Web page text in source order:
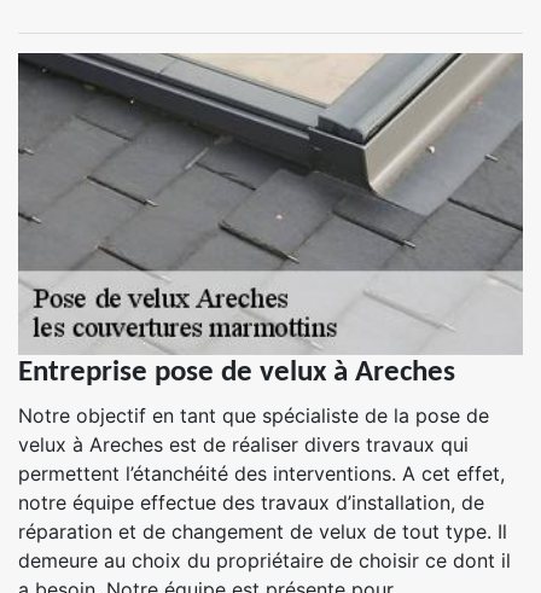
Entreprise pose de velux à Areches
Notre objectif en tant que spécialiste de la pose de
velux à Areches est de réaliser divers travaux qui
permettent l’étanchéité des interventions. A cet effet,
notre équipe effectue des travaux d’installation, de
réparation et de changement de velux de tout type. Il
demeure au choix du propriétaire de choisir ce dont il